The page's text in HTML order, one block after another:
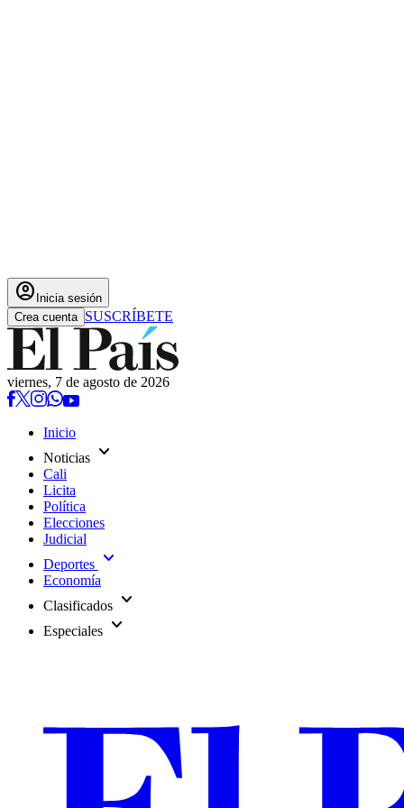
account_circle Inicia sesión
Crea cuenta SUSCRÍBETE
viernes, 7 de agosto de 2026
Inicio
Noticias expand_more
Cali
Licita
Política
Elecciones
Judicial
Deportes expand_more
Economía
Clasificados expand_more
Especiales expand_more